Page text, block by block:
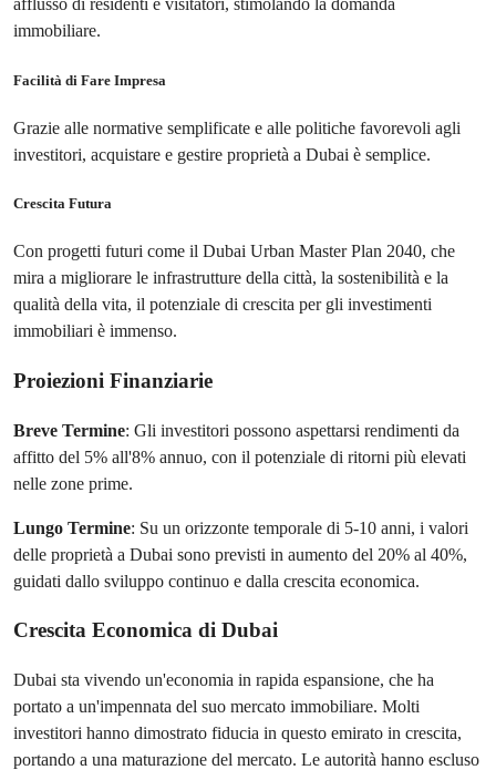
afflusso di residenti e visitatori, stimolando la domanda
immobiliare.
Facilità di Fare Impresa
Grazie alle normative semplificate e alle politiche favorevoli agli
investitori, acquistare e gestire proprietà a Dubai è semplice.
Crescita Futura
Con progetti futuri come il Dubai Urban Master Plan 2040, che
mira a migliorare le infrastrutture della città, la sostenibilità e la
qualità della vita, il potenziale di crescita per gli investimenti
immobiliari è immenso.
Proiezioni Finanziarie
Breve Termine: Gli investitori possono aspettarsi rendimenti da
affitto del 5% all'8% annuo, con il potenziale di ritorni più elevati
nelle zone prime.
Lungo Termine: Su un orizzonte temporale di 5-10 anni, i valori
delle proprietà a Dubai sono previsti in aumento del 20% al 40%,
guidati dallo sviluppo continuo e dalla crescita economica.
Crescita Economica di Dubai
Dubai sta vivendo un'economia in rapida espansione, che ha
portato a un'impennata del suo mercato immobiliare. Molti
investitori hanno dimostrato fiducia in questo emirato in crescita,
portando a una maturazione del mercato. Le autorità hanno escluso